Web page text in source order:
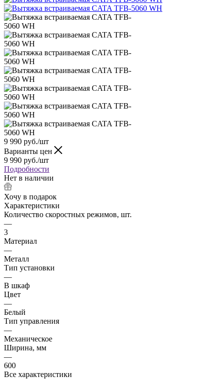
9 990 руб./шт
Варианты цен
9 990 руб./шт
Подробности
Нет в наличии
Хочу в подарок
Характеристики
Количество скоростных режимов, шт.
—
3
Материал
—
Металл
Тип установки
—
В шкаф
Цвет
—
Белый
Тип управления
—
Механическое
Ширина, мм
—
600
Все характеристики